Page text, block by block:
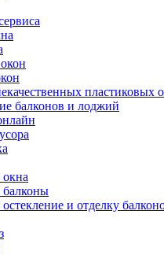
пластиковых
балконов и лоджий
и отделку